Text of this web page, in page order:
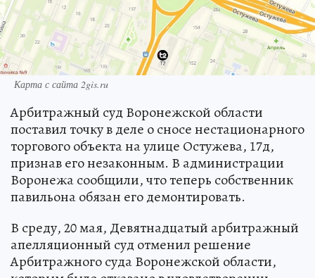
Карта с сайта 2gis.ru
Арбитражный суд Воронежской области
поставил точку в деле о сносе нестационарного
торгового объекта на улице Остужева, 17д,
признав его незаконным. В администрации
Воронежа сообщили, что теперь собственник
павильона обязан его демонтировать.
В среду, 20 мая, Девятнадцатый арбитражный
апелляционный суд отменил решение
Арбитражного суда Воронежской области,